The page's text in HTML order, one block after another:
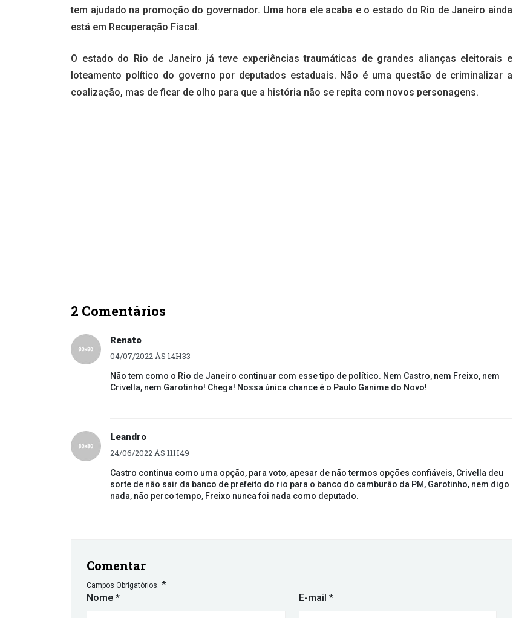
tem ajudado na promoção do governador. Uma hora ele acaba e o estado do Rio de Janeiro ainda
está em Recuperação Fiscal.
O estado do Rio de Janeiro já teve experiências traumáticas de grandes alianças eleitorais e
loteamento político do governo por deputados estaduais. Não é uma questão de criminalizar a
coalização, mas de ficar de olho para que a história não se repita com novos personagens.
2 Comentários
Renato
04/07/2022 ÀS 14H33
Não tem como o Rio de Janeiro continuar com esse tipo de político. Nem Castro, nem Freixo, nem
Crivella, nem Garotinho! Chega! Nossa única chance é o Paulo Ganime do Novo!
Leandro
24/06/2022 ÀS 11H49
Castro continua como uma opção, para voto, apesar de não termos opções confiáveis, Crivella deu
sorte de não sair da banco de prefeito do rio para o banco do camburão da PM, Garotinho, nem digo
nada, não perco tempo, Freixo nunca foi nada como deputado.
Comentar
Campos Obrigatórios. *
Nome * E-mail *